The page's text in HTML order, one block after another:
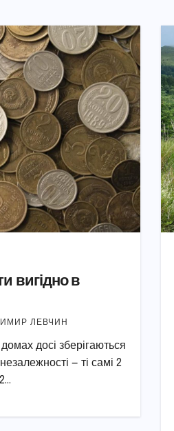
вигідно в
ЛЕВЧИН
досі зберігаються
— ті самі 2